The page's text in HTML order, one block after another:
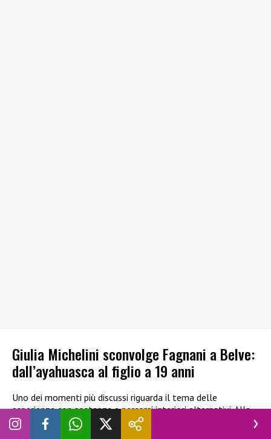
Giulia Michelini sconvolge Fagnani a Belve:
dall’ayahuasca al figlio a 19 anni
Uno dei momenti più discussi riguarda il tema delle
esperienze con sostanze e percorsi interiori alternativi. Alla
domanda di
Fagnani su un “viaggio orientale” citato in
passato, l’attrice chiarisce:
Ho fatto quest’esperienza curativa